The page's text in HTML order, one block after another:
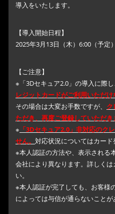
導入をいたします。
【導入開始日程】
2025年3月13日（木）6:00（予定）
【ご注意】
※「3Dセキュア2.0」の導入に際し
レジットカードがご利用いただけ
その場合は大変お手数ですが、 ク
ただき、再度ご登録していただき
※ 「3Dセキュア2.0」非対応のク
せん。 対応状況についてはカード
※本人認証の方法や、表示される
会社により異なります。詳しく
い。
※本人認証が完了しても、お客様
によっては与信が通らないことが